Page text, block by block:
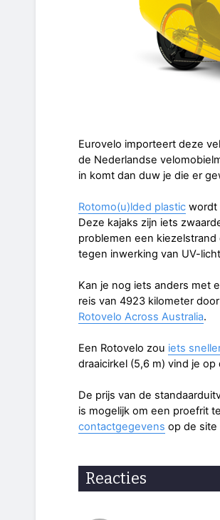
Eurovelo importeert deze
de Nederlandse
in komt dan duw je die er
Rotomo(u)lded plastic wordt
Deze kajaks zijn iets
problemen een
tegen inwerking van UV-
Kan je nog iets anders met
reis van 4923 kilometer
Rotovelo Across Australia.
Een Rotovelo zou iets
draaicirkel (5,6 m) vind je
De prijs van de
is mogelijk om een proefrit
contactgegevens op de site
Reacties